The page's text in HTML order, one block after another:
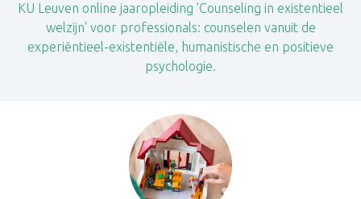
KU Leuven online jaaropleiding 'Counseling in existentieel
welzijn' voor professionals: counselen vanuit de
experiëntieel-existentiële, humanistische en positieve
psychologie.